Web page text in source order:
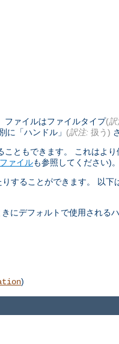
ファイルはファイルタイプ(訳
に「ハンドル」 (訳注: 扱う)
ともできます。 これはよ
ァイルも参照してください)。
することができます。 以下
にデフォルトで使用される
)